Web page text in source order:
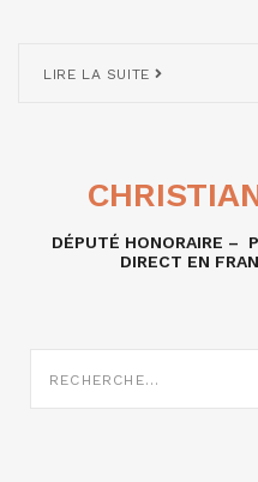
LIRE LA SUITE
DÉPUTÉ HONORAIRE –
DIRECT EN
SUR